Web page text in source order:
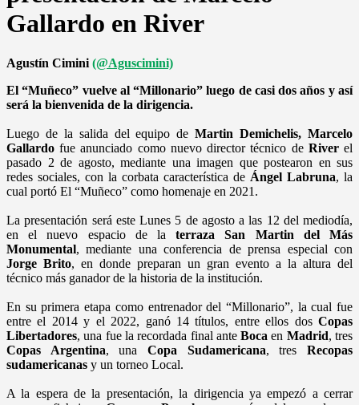
Gallardo en River
Agustín Cimini (@Aguscimini)
El “Muñeco” vuelve al “Millonario” luego de casi dos años y así
será la bienvenida de la dirigencia.
Luego de la salida del equipo deMartin Demichelis, Marcelo
Gallardo fue anunciado como nuevo director técnico de Riverel
pasado 2 de agosto, mediante una imagen que postearon en sus
redes sociales, con la corbata característica de Ángel Labruna, la
cual portó El “Muñeco” como homenaje en 2021.
La presentación será este Lunes 5 de agosto a las 12 del mediodía,
en el nuevo espacio de laterraza San Martin del Más
Monumental, mediante una conferencia de prensa especial con
Jorge Brito, en donde preparan un gran evento a la altura del
técnico más ganador de la historia de la institución.
En su primera etapa como entrenador del “Millonario”, la cual fue
entre el 2014 y el 2022, ganó 14 títulos, entre ellos dos Copas
Libertadores, una fue la recordada final anteBoca en Madrid, tres
Copas Argentina, unaCopa Sudamericana, tresRecopas
sudamericanas y un torneo Local.
A la espera de la presentación, la dirigencia ya empezó a cerrar